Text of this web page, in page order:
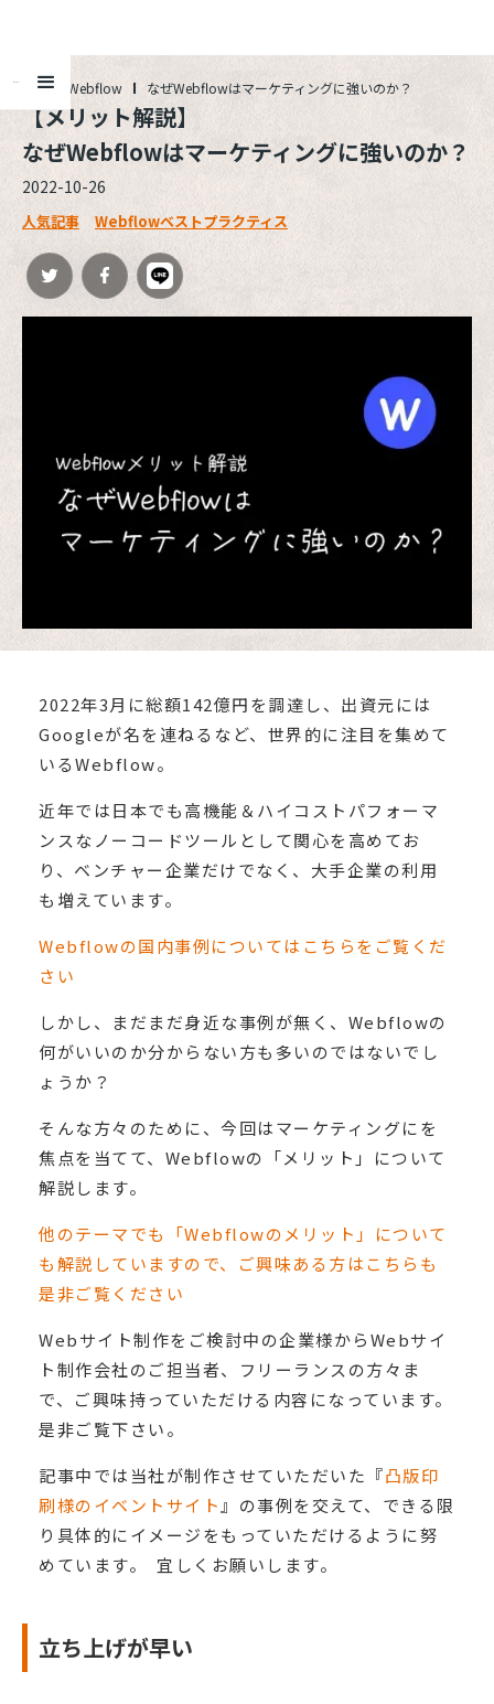
ALL Webflow なぜWebflowはマーケティングに強いのか？
【メリット解説】
なぜWebflowはマーケティングに強いのか？
2022-10-26
人気記事 Webflowベストプラクティス
2022年3月に総額142億円を調達し、出資元には
Googleが名を連ねるなど、世界的に注目を集めて
いるWebflow。
近年では日本でも高機能＆ハイコストパフォーマ
ンスなノーコードツールとして関心を高めてお
り、ベンチャー企業だけでなく、大手企業の利用
も増えています。
Webflowの国内事例についてはこちらをご覧くだ
さい
しかし、まだまだ身近な事例が無く、Webflowの
何がいいのか分からない方も多いのではないでし
ょうか？
そんな方々のために、今回はマーケティングにを
焦点を当てて、Webflowの「メリット」について
解説します。
他のテーマでも「Webflowのメリット」について
も解説していますので、ご興味ある方はこちらも
是非ご覧ください
Webサイト制作をご検討中の企業様からWebサイ
ト制作会社のご担当者、フリーランスの方々ま
で、ご興味持っていただける内容になっています。
是非ご覧下さい。
記事中では当社が制作させていただいた『凸版印
刷様のイベントサイト 』の事例を交えて、できる限
り具体的にイメージをもっていただけるように努
めています。 宜しくお願いします。
立ち上げが早い